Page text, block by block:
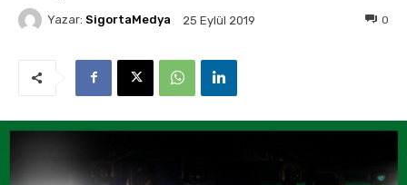
Yazar: SigortaMedya 25 Eylül 2019 0